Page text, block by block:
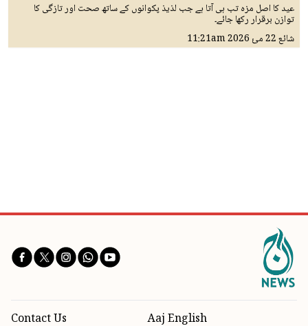
عید کا اصل مزہ تب ہی آتا ہے جب لذیذ پکوانوں کے ساتھ صحت اور تازگی کا
توازن برقرار رکھا جائے۔
شائع22 مئ 2026 11:21am
Aaj English
Contact Us